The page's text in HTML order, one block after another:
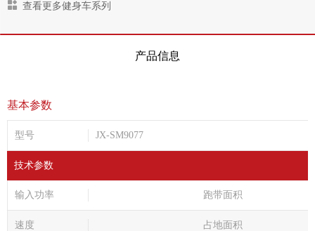
查看更多健身车系列
产品信息
基本参数
型号 JX-SM9077
技术参数
输入功率 跑带面积
速度 占地面积